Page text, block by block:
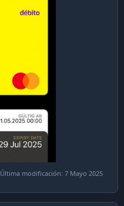
Última modificación: 7 Mayo 2025